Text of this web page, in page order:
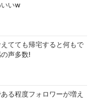
いw
てても帰宅すると何もで
声多数!
る程度フォロワーが増え